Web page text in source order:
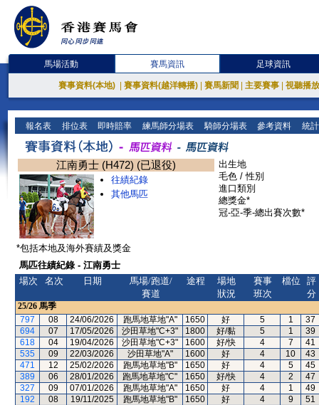
馬場活動 賽馬資訊 足球資訊
賽事資料(本地) 賽事資料(越洋轉播) 賽馬新聞 主要賽事 視聽播
報名表 排位表 即時賠率 練馬師分場表 騎師分場表 參考資料 統
江南勇士 (H472) (已退役)
往績紀錄
其他馬匹
出生地
毛色 / 性別
進口類別
總獎金*
冠-亞-季-總出賽次數*
*包括本地及海外賽績及獎金
馬匹往績紀錄 - 江南勇士
場次
名次 日期
馬場/跑道/
賽道
途程
場地
狀況
賽事
班次
檔位
評
分
25/26 馬季
797
08 24/06/2026 跑馬地草地"A" 1650 好 5 1
37
694
07 17/05/2026 沙田草地"C+3" 1800 好/黏 5 1
39
618
04 19/04/2026 沙田草地"C+3" 1600 好/快 4 7
41
535
09 22/03/2026 沙田草地"A" 1600 好 4 10
43
471
12 25/02/2026 跑馬地草地"B" 1650 好 4 5
45
389
06 28/01/2026 跑馬地草地"C" 1650 好/快 4 2
47
327
09 07/01/2026 跑馬地草地"A" 1650 好 4 1
49
192
08 19/11/2025 跑馬地草地"B" 1650 好 4 9
51